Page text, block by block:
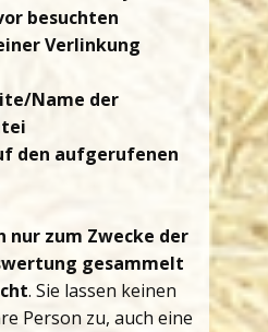
besuchten
Verlinkung
Name der
den aufgerufenen
nur zum Zwecke der
gesammelt
. Sie lassen keinen
Person zu, auch eine